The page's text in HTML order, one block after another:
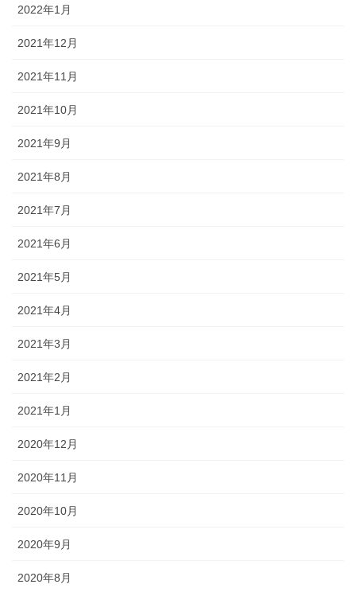
2022年1月
2021年12月
2021年11月
2021年10月
2021年9月
2021年8月
2021年7月
2021年6月
2021年5月
2021年4月
2021年3月
2021年2月
2021年1月
2020年12月
2020年11月
2020年10月
2020年9月
2020年8月